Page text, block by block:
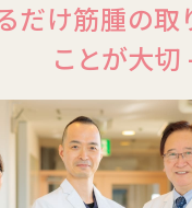
だけ筋腫の取
ことが大切